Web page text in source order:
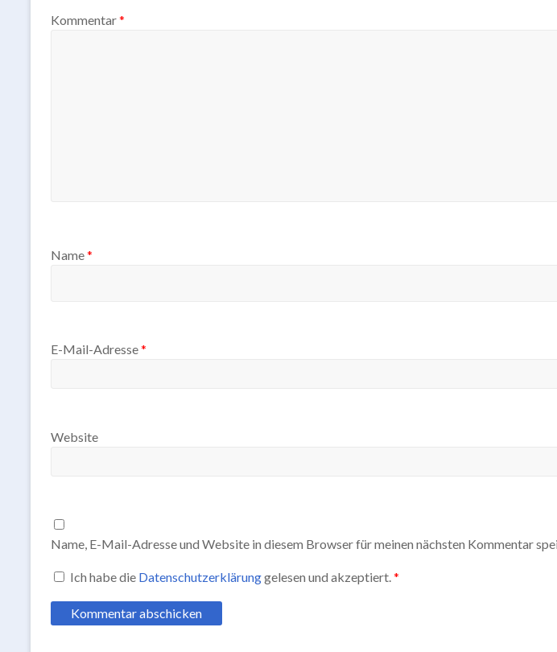
Kommentar*
Name*
E-Mail-Adresse*
Website
Name, E-Mail-Adresse und Website in diesem Browser für meinen nächsten Kommentar
Ich habe die Datenschutzerklärunggelesen und akzeptiert.*